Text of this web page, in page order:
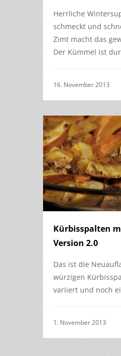
Herrliche
schmeckt und
Zimt macht das
Der Kümmel ist
16. November 2013
Kürbisspalten
Version 2.0
Das ist die
würzigen
variiert und noch
1. November 2013